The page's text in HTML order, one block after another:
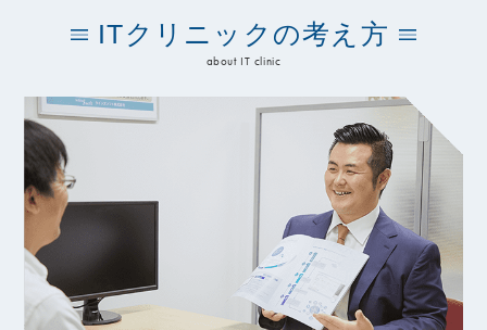
ITクリニックの考え方
about IT clinic